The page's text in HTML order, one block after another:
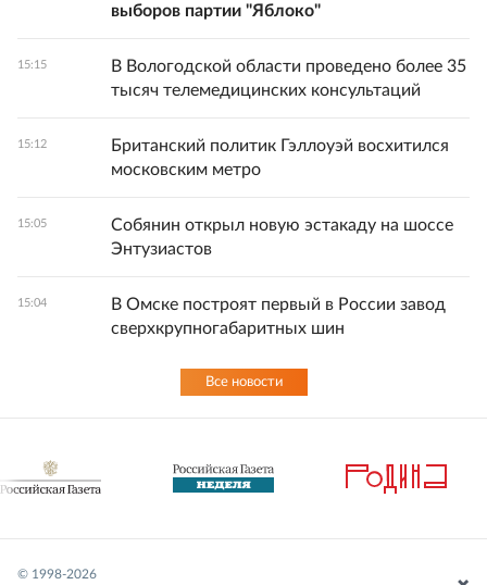
выборов партии "Яблоко"
15:15
В Вологодской области проведено более 35
тысяч телемедицинских консультаций
15:12
Британский политик Гэллоуэй восхитился
московским метро
15:05
Собянин открыл новую эстакаду на шоссе
Энтузиастов
15:04
В Омске построят первый в России завод
сверхкрупногабаритных шин
Все новости
© 1998-2026